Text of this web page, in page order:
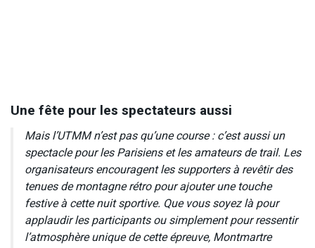
Une fête pour les spectateurs aussi
Mais l’UTMM n’est pas qu’une course : c’est aussi un
spectacle pour les Parisiens et les amateurs de trail. Les
organisateurs encouragent les supporters à revêtir des
tenues de montagne rétro pour ajouter une touche
festive à cette nuit sportive. Que vous soyez là pour
applaudir les participants ou simplement pour ressentir
l’atmosphère unique de cette épreuve, Montmartre